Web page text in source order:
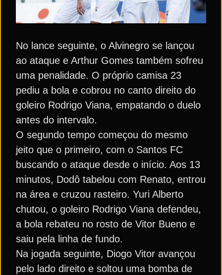
No lance seguinte, o Alvinegro se lançou
ao ataque e Arthur Gomes também sofreu
uma penalidade. O próprio camisa 23
pediu a bola e cobrou no canto direito do
goleiro Rodrigo Viana, empatando o duelo
antes do intervalo.
O segundo tempo começou do mesmo
jeito que o primeiro, com o Santos FC
buscando o ataque desde o início. Aos 13
minutos, Dodô tabelou com Renato, entrou
na área e cruzou rasteiro. Yuri Alberto
chutou, o goleiro Rodrigo Viana defendeu,
a bola rebateu no rosto de Vitor Bueno e
saiu pela linha de fundo.
Na jogada seguinte, Diogo Vitor avançou
pelo lado direito e soltou uma bomba de